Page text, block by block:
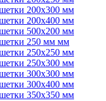
200х300 мм
200х400 мм
500х200 мм
250 мм мм
250х250 мм
250х300 мм
300х300 мм
300х400 мм
350х350 мм